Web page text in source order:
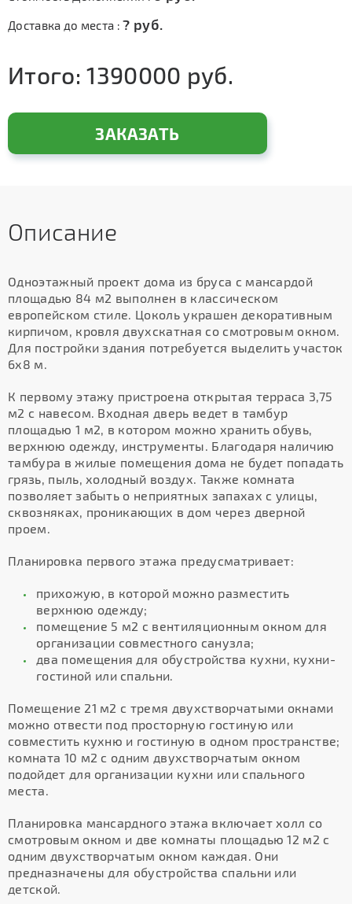
Доставка до места :? руб.
Итого:1390000 руб.
ЗАКАЗАТЬ
Описание
Одноэтажный проект дома из бруса с мансардой
площадью 84 м2 выполнен в классическом
европейском стиле. Цоколь украшен декоративным
кирпичом, кровля двухскатная со смотровым окном.
Для постройки здания потребуется выделить участок
6х8 м.
К первому этажу пристроена открытая терраса 3,75
м2 с навесом. Входная дверь ведет в тамбур
площадью 1 м2, в котором можно хранить обувь,
верхнюю одежду, инструменты. Благодаря наличию
тамбура в жилые помещения дома не будет попадать
грязь, пыль, холодный воздух. Также комната
позволяет забыть о неприятных запахах с улицы,
сквозняках, проникающих в дом через дверной
проем.
Планировка первого этажа предусматривает:
прихожую, в которой можно разместить
верхнюю одежду;
помещение 5 м2 с вентиляционным окном для
организации совместного санузла;
два помещения для обустройства кухни, кухни-
гостиной или спальни.
Помещение 21 м2 с тремя двухстворчатыми окнами
можно отвести под просторную гостиную или
совместить кухню и гостиную в одном пространстве;
комната 10 м2 с одним двухстворчатым окном
подойдет для организации кухни или спального
места.
Планировка мансардного этажа включает холл со
смотровым окном и две комнаты площадью 12 м2 с
одним двухстворчатым окном каждая. Они
предназначены для обустройства спальни или
детской.